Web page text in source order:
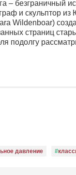
– безграничный
и скульптор
Wildenboar)
страниц
подолгу
давление